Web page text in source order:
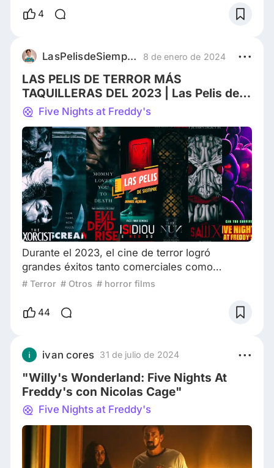
por lo que iba a pasar, no sabíamos si iba a
emoción, algunos se asustaron, encontramos
casi todas las referencias a los juegos y
nuestra
4
LasPelisdeSiempreOK 8 de enero de 2024
LAS PELIS DE TERROR MÁS
TAQUILLERAS DEL 2023 | Las Pelis de
Siempre con Nahuel Aguilar
Five Nights at Freddy's
Durante el 2023, el cine de terror logró
grandes éxitos tanto comerciales como
críticos. De hecho, desde muchas secuelas
muy especial para el género. Por lo tanto, ¡les
Estrenada en noviembre, la décima película del
director Eli Roth, “Thanksgiving”, debutó en
tercer luga
# Terror # Otros # horror films
44
ivan cores 31 de julio de 2024
"Willy's Wonderland: Five Nights At
Freddy's con Nicolas Cage"
Five Nights at Freddy's